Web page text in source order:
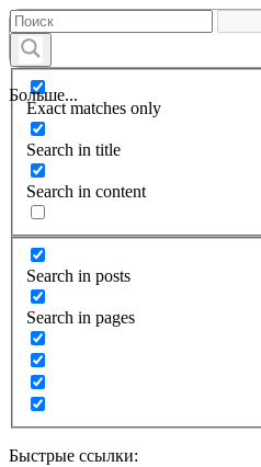
Больше...
Exact matches only
Search in title
Search in content
Search in posts
Search in pages
Быстрые ссылки: